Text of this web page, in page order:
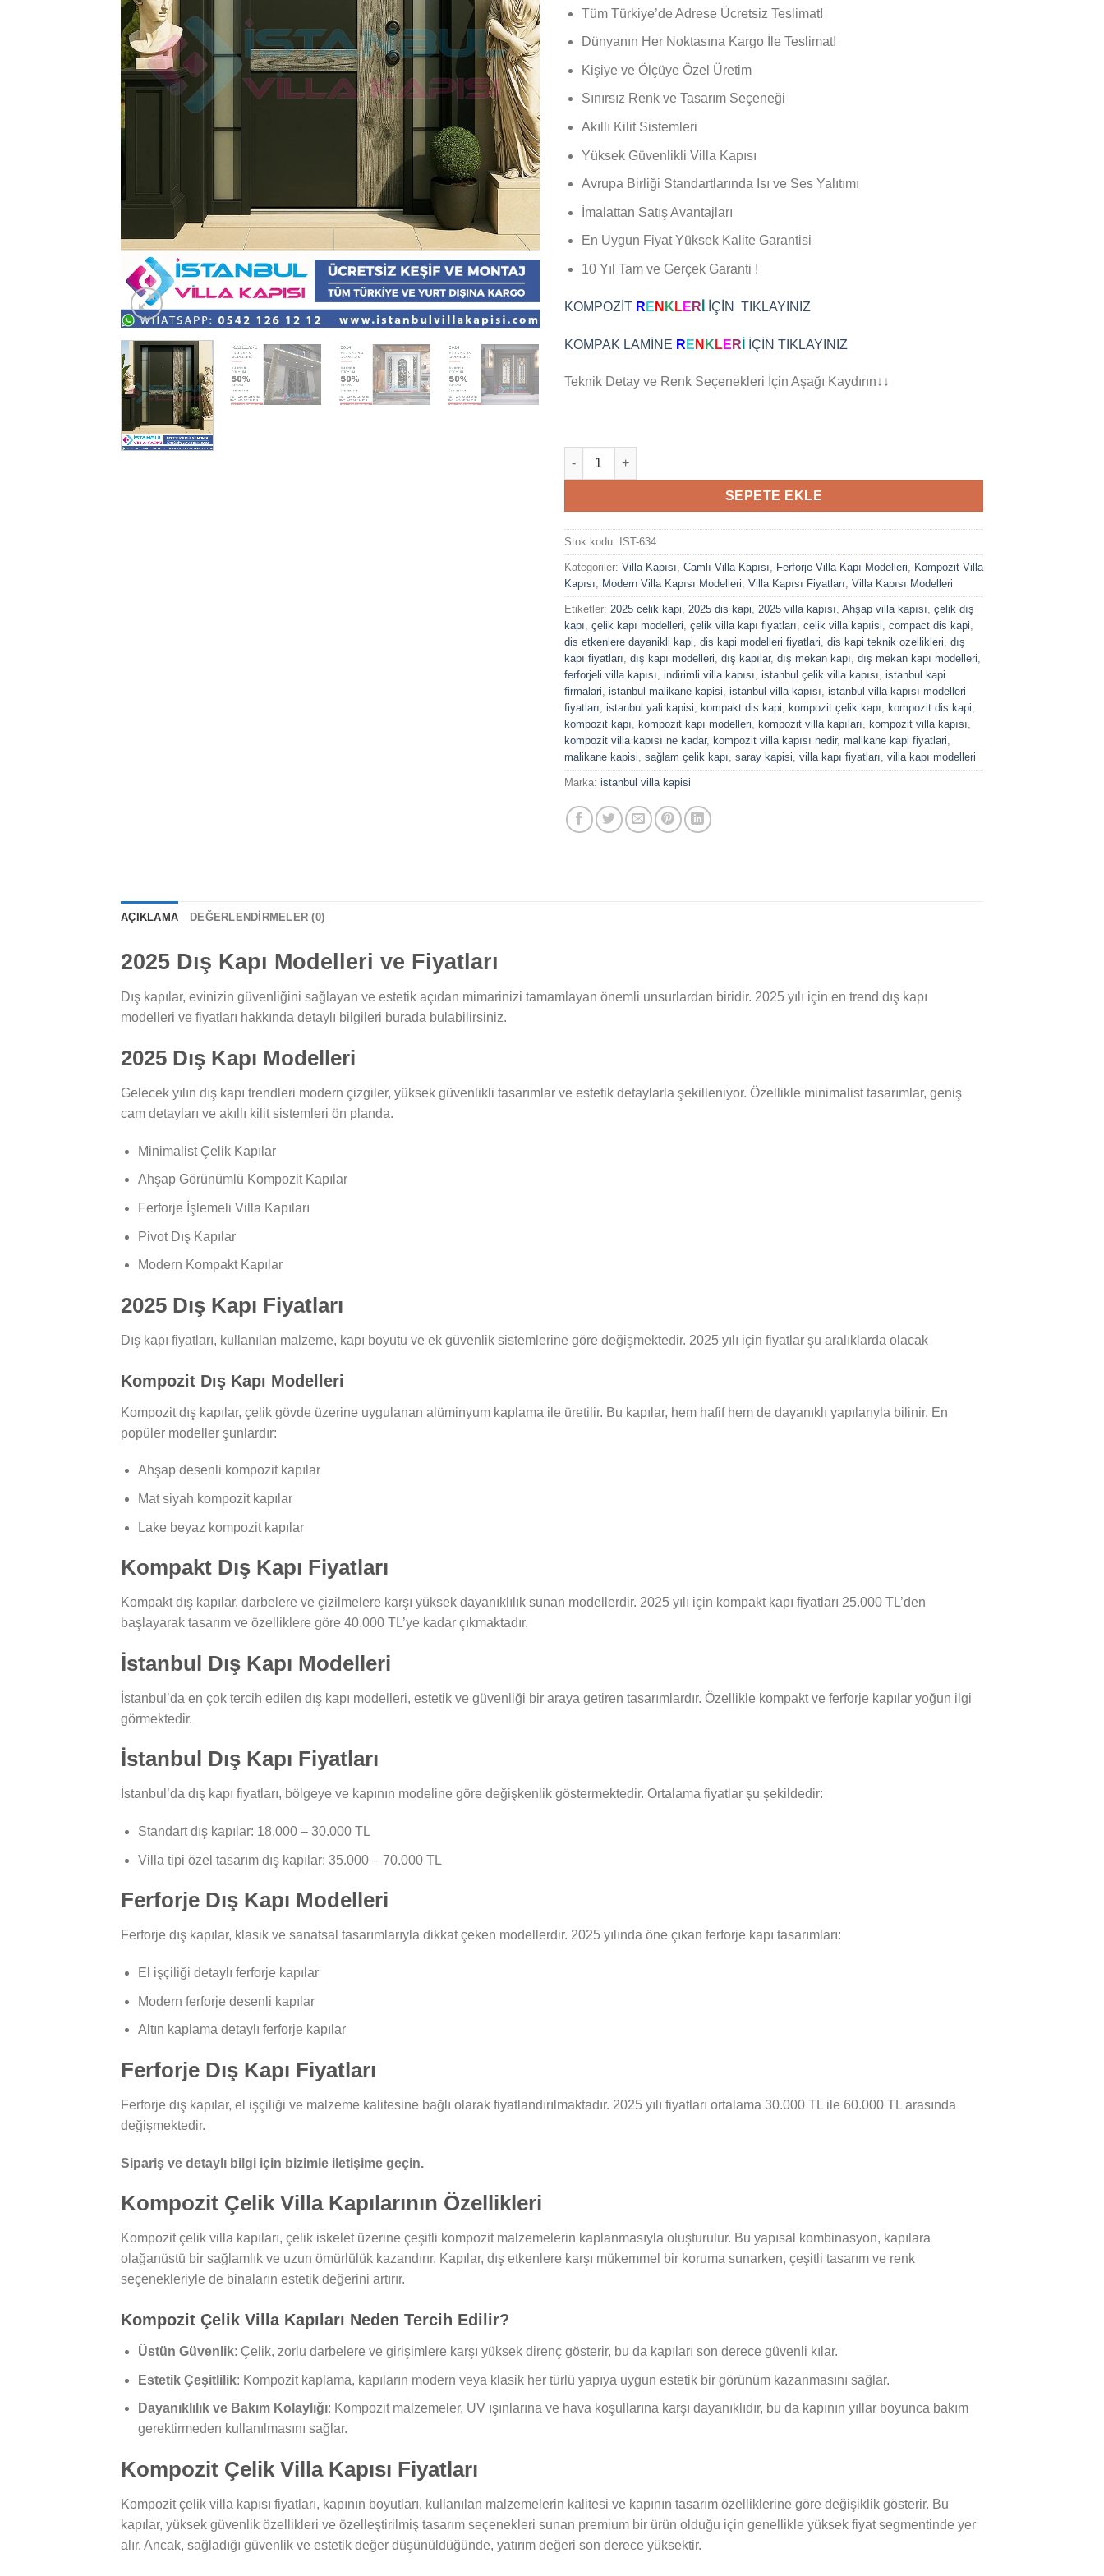
Tüm Türkiye’de Adrese Ücretsiz Teslimat!
Dünyanın Her Noktasına Kargo İle Teslimat!
Kişiye ve Ölçüye Özel Üretim
Sınırsız Renk ve Tasarım Seçeneği
Akıllı Kilit Sistemleri
Yüksek Güvenlikli Villa Kapısı
Avrupa Birliği Standartlarında Isı ve Ses Yalıtımı
İmalattan Satış Avantajları
En Uygun Fiyat Yüksek Kalite Garantisi
10 Yıl Tam ve Gerçek Garanti !
KOMPOZİT R E N K LE R İÇİN TIKLAYINIZ
KOMPAK LAMİNE R E N K LE R İÇİN TIKLAYINIZ
Teknik Detay ve Renk Seçenekleri İçin Aşağı Kaydırın↓↓
Dış Kapı Villa Kapısı Mckenzi adet
SEPETE EKLE
Stok kodu: IST-634
Kategoriler: Villa Kapısı Camlı Villa Kapısı Ferforje Villa Kapı Modelleri
Kompozit Villa
Kapısı
Modern Villa Kapısı Modelleri Villa Kapısı Fiyatları Villa Kapısı Modelleri
Etiketler: 2025 celik kapi 2025 dis kapi 2025 villa kapısı Ahşap villa kapısı çelik dış
kapı çelik kapı modelleri çelik villa kapı fiyatları celik villa kapıisi compact dis kapi
dis etkenlere dayanikli kapi dis kapi modelleri fiyatlari dis kapi teknik ozellikleri dış
kapı fiyatları dış kapı modelleri dış kapılar, dış mekan kapı dış mekan kapı modelleri
ferforjeli villa kapısı indirimli villa kapısı istanbul çelik villa kapısı istanbul kapi
firmalari istanbul malikane kapisi istanbul villa kapısı istanbul villa kapısı modelleri
fiyatları istanbul yali kapisi kompakt dis kapi kompozit çelik kapı kompozit dis kapi
kompozit kapı
kompozit kapı modelleri kompozit villa kapıları kompozit villa kapısı
kompozit villa kapısı ne kadar, kompozit villa kapısı nedir, malikane kapi fiyatlari
malikane kapisi sağlam çelik kapı saray kapisi villa kapı fiyatları villa kapı modelleri
Marka: istanbul villa kapisi
AÇIKLAMA DEĞERLENDIRMELER (0)
2025 Dış Kapı Modelleri ve Fiyatları
Dış kapılar, evinizin güvenliğini sağlayan ve estetik açıdan mimarinizi tamamlayan önemli unsurlardan biridir. 2025 yılı için en trend dış kapı
modelleri ve fiyatları hakkında detaylı bilgileri burada bulabilirsiniz.
2025 Dış Kapı Modelleri
Gelecek yılın dış kapı trendleri modern çizgiler, yüksek güvenlikli tasarımlar ve estetik detaylarla şekilleniyor. Özellikle minimalist tasarımlar, geniş
cam detayları ve akıllı kilit sistemleri ön planda.
Minimalist Çelik Kapılar
Ahşap Görünümlü Kompozit Kapılar
Ferforje İşlemeli Villa Kapıları
Pivot Dış Kapılar
Modern Kompakt Kapılar
2025 Dış Kapı Fiyatları
Dış kapı fiyatları, kullanılan malzeme, kapı boyutu ve ek güvenlik sistemlerine göre değişmektedir. 2025 yılı için fiyatlar şu aralıklarda olacak
Kompozit Dış Kapı Modelleri
Kompozit dış kapılar, çelik gövde üzerine uygulanan alüminyum kaplama ile üretilir. Bu kapılar, hem hafif hem de dayanıklı yapılarıyla bilinir. En
popüler modeller şunlardır:
Ahşap desenli kompozit kapılar
Mat siyah kompozit kapılar
Lake beyaz kompozit kapılar
Kompakt Dış Kapı Fiyatları
Kompakt dış kapılar, darbelere ve çizilmelere karşı yüksek dayanıklılık sunan modellerdir. 2025 yılı için kompakt kapı fiyatları 25.000 TL’den
başlayarak tasarım ve özelliklere göre 40.000 TL’ye kadar çıkmaktadır.
İstanbul Dış Kapı Modelleri
İstanbul’da en çok tercih edilen dış kapı modelleri, estetik ve güvenliği bir araya getiren tasarımlardır. Özellikle kompakt ve ferforje kapılar yoğun ilgi
görmektedir.
İstanbul Dış Kapı Fiyatları
İstanbul’da dış kapı fiyatları, bölgeye ve kapının modeline göre değişkenlik göstermektedir. Ortalama fiyatlar şu şekildedir:
Standart dış kapılar: 18.000 – 30.000 TL
Villa tipi özel tasarım dış kapılar: 35.000 – 70.000 TL
Ferforje Dış Kapı Modelleri
Ferforje dış kapılar, klasik ve sanatsal tasarımlarıyla dikkat çeken modellerdir. 2025 yılında öne çıkan ferforje kapı tasarımları:
El işçiliği detaylı ferforje kapılar
Modern ferforje desenli kapılar
Altın kaplama detaylı ferforje kapılar
Ferforje Dış Kapı Fiyatları
Ferforje dış kapılar, el işçiliği ve malzeme kalitesine bağlı olarak fiyatlandırılmaktadır. 2025 yılı fiyatları ortalama 30.000 TL ile 60.000 TL arasında
değişmektedir.
Sipariş ve detaylı bilgi için bizimle iletişime geçin.
Kompozit Çelik Villa Kapılarının Özellikleri
Kompozit çelik villa kapıları, çelik iskelet üzerine çeşitli kompozit malzemelerin kaplanmasıyla oluşturulur. Bu yapısal kombinasyon, kapılara
olağanüstü bir sağlamlık ve uzun ömürlülük kazandırır. Kapılar, dış etkenlere karşı mükemmel bir koruma sunarken, çeşitli tasarım ve renk
seçenekleriyle de binaların estetik değerini artırır.
Kompozit Çelik Villa Kapıları Neden Tercih Edilir?
Üstün Güvenlik: Çelik, zorlu darbelere ve girişimlere karşı yüksek direnç gösterir, bu da kapıları son derece güvenli kılar.
Estetik Çeşitlilik: Kompozit kaplama, kapıların modern veya klasik her türlü yapıya uygun estetik bir görünüm kazanmasını sağlar.
Dayanıklılık ve Bakım Kolaylığı: Kompozit malzemeler, UV ışınlarına ve hava koşullarına karşı dayanıklıdır, bu da kapının yıllar boyunca bakım
gerektirmeden kullanılmasını sağlar.
Kompozit Çelik Villa Kapısı Fiyatları
Kompozit çelik villa kapısı fiyatları, kapının boyutları, kullanılan malzemelerin kalitesi ve kapının tasarım özelliklerine göre değişiklik gösterir. Bu
kapılar, yüksek güvenlik özellikleri ve özelleştirilmiş tasarım seçenekleri sunan premium bir ürün olduğu için genellikle yüksek fiyat segmentinde yer
alır. Ancak, sağladığı güvenlik ve estetik değer düşünüldüğünde, yatırım değeri son derece yüksektir.